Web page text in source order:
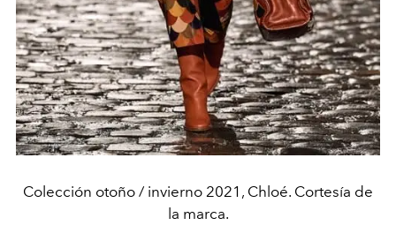
Colección otoño / invierno 2021, Chloé. Cortesía de
la marca.